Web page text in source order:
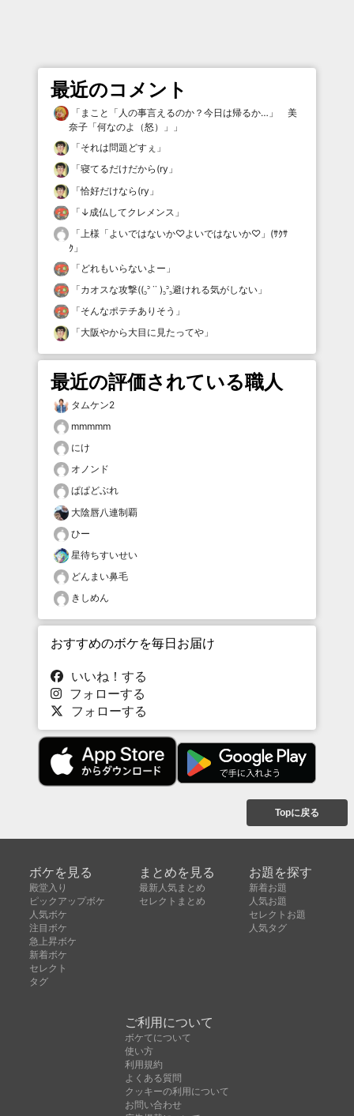
最近のコメント
「 まこと「人の事言えるのか？今日は帰るか…」 美
奈子「何なのよ（怒）」
」
「それは問題どすぇ 」
「寝てるだけだから(ry 」
「恰好だけなら(ry 」
「 ↓成仏してクレメンス 」
「 上様「よいではないか♡よいではないか♡」(ｻｸｻ
ｸ 」
「 どれもいらないよー 」
「カオスな攻撃((꜆꜄ ˙˙ )꜆꜄꜆避けれる気がしない 」
「そんなポテチありそう 」
「大阪やから大目に見たってや 」
最近の評価されている職人
タムケン2
mmmmm
にけ
オノンド
ぱぱどぶれ
大陰唇八連制覇
ひー
星待ちすいせい
どんまい鼻毛
きしめん
おすすめのボケを毎日お届け
いいね！する
フォローする
フォローする
Topに戻る
ボケを見る
殿堂入り
ピックアップボケ
人気ボケ
注目ボケ
急上昇ボケ
新着ボケ
セレクト
タグ
まとめを見る
最新人気まとめ
セレクトまとめ
お題を探す
新着お題
人気お題
セレクトお題
人気タグ
ご利用について
ボケてについて
使い方
利用規約
よくある質問
クッキーの利用について
お問い合わせ